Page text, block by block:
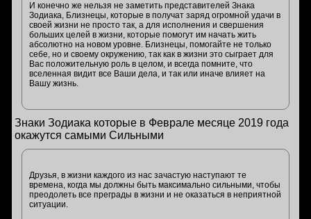
И конечно же нельзя не заметить представителей Знака
Зодиака, Близнецы, которые в получат заряд огромной удачи в
своей жизни не просто так, а для исполнения и свершения
больших целей в жизни, которые помогут им начать жить
абсолютно на новом уровне. Близнецы, помогайте не только
себе, но и своему окружению, так как в жизни это сыграет для
Вас положительную роль в целом, и всегда помните, что
вселенная видит все Ваши дела, и так или иначе влияет на
Вашу жизнь.
Знаки Зодиака которые в Феврале месяце 2019 года
окажутся самыми Сильными
Друзья, в жизни каждого из нас зачастую наступают те
времена, когда мы должны быть максимально сильными, чтобы
преодолеть все преграды в жизни и не оказаться в неприятной
ситуации.